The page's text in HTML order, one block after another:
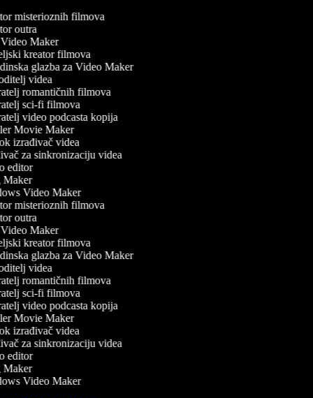
misterioznih filmova
outra
Maker
kreator filmova
glazba za Video Maker
videa
romantičnih filmova
sci-fi filmova
video podcasta kopija
Movie Maker
izrađivač videa
za sinkronizaciju videa
editor
Video Maker
misterioznih filmova
outra
Maker
kreator filmova
glazba za Video Maker
videa
romantičnih filmova
sci-fi filmova
video podcasta kopija
Movie Maker
izrađivač videa
za sinkronizaciju videa
editor
Video Maker